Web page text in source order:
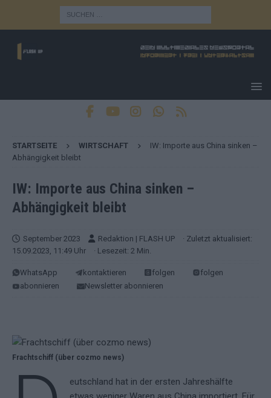
STARTSEITE WIRTSCHAFT
IW: Importe aus China sinken –
Abhängigkeit bleibt
IW: Importe aus China sinken –
Abhängigkeit bleibt
September 2023 Redaktion | FLASH UP
· Zuletzt aktualisiert:
15.09.2023, 11:49 Uhr
· Lesezeit: 2 Min.
WhatsApp kontaktieren folgen
folgen
abonnieren
Newsletter abonnieren
Frachtschiff (über cozmo news)
eutschland hat in der ersten Jahreshälfte